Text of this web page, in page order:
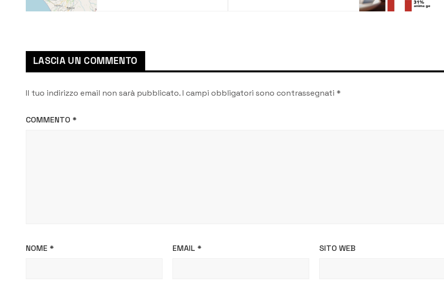
LASCIA UN COMMENTO
Il tuo indirizzo email non sarà pubblicato.I campi obbligatori sono contrassegnati *
COMMENTO *
NOME * EMAIL * SITO WEB